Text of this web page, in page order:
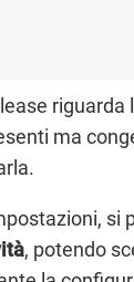
riguarda
ma
si
, potendo